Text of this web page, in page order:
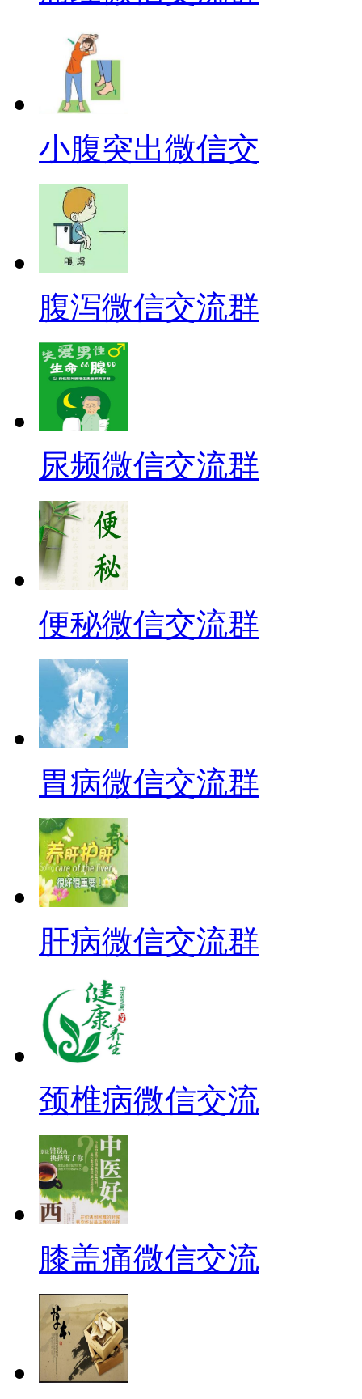
小腹突出微信交
腹泻微信交流群
尿频微信交流群
便秘微信交流群
胃病微信交流群
肝病微信交流群
颈椎病微信交流
膝盖痛微信交流